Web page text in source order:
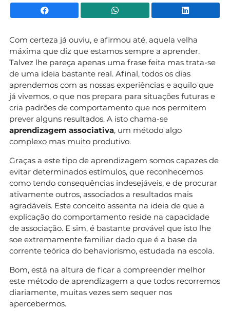
Facebook WhatsApp
Com certeza já ouviu, e afirmou até, aquela velha
máxima que diz que estamos sempre a aprender.
Talvez lhe pareça apenas uma frase feita mas trata-se
de uma ideia bastante real. Afinal, todos os dias
aprendemos com as nossas experiências e aquilo que
já vivemos, o que nos prepara para situações futuras e
cria padrões de comportamento que nos permitem
prever alguns resultados. A isto chama-se
aprendizagem associativa, um método algo
complexo mas muito produtivo.
Graças a este tipo de aprendizagem somos capazes de
evitar determinados estímulos, que reconhecemos
como tendo consequências indesejáveis, e de procurar
ativamente outros, associados a resultados mais
agradáveis. Este conceito assenta na ideia de que a
explicação do comportamento reside na capacidade
de associação. E sim, é bastante provável que isto lhe
soe extremamente familiar dado que é a base da
corrente teórica do behaviorismo, estudada na escola.
Bom, está na altura de ficar a compreender melhor
este método de aprendizagem a que todos recorremos
diariamente, muitas vezes sem sequer nos
apercebermos.